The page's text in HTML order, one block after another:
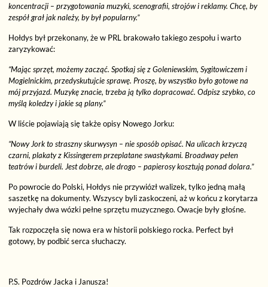
koncentracji – przygotowania muzyki, scenografii, strojów i reklamy. Chcę, by
zespół grał jak należy, by był popularny.”
Hołdys był przekonany, że w PRL brakowało takiego zespołu i warto
zaryzykować:
“Mając sprzęt, możemy zacząć. Spotkaj się z Goleniewskim, Sygitowiczem i
Mogielnickim, przedyskutujcie sprawę. Proszę, by wszystko było gotowe na
mój przyjazd. Muzykę znacie, trzeba ją tylko dopracować. Odpisz szybko, co
myślą koledzy i jakie są plany.”
W liście pojawiają się także opisy Nowego Jorku:
“Nowy Jork to straszny skurwysyn – nie sposób opisać. Na ulicach krzyczą
czarni, plakaty z Kissingerem przeplatane swastykami. Broadway pełen
teatrów i burdeli. Jest dobrze, ale drogo – papierosy kosztują ponad dolara.”
Po powrocie do Polski, Hołdys nie przywiózł walizek, tylko jedną małą
saszetkę na dokumenty. Wszyscy byli zaskoczeni, aż w końcu z korytarza
wyjechały dwa wózki pełne sprzętu muzycznego. Owacje były głośne.
Tak rozpoczęła się nowa era w historii polskiego rocka. Perfect był
gotowy, by podbić serca słuchaczy.
P.S. Pozdrów Jacka i Janusza!